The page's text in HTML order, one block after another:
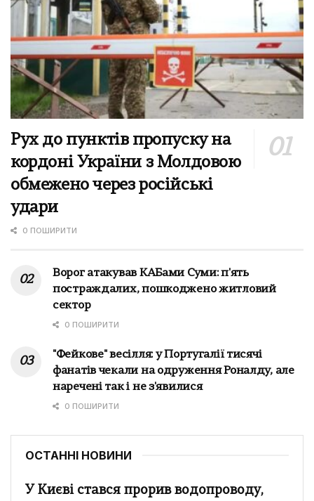
Рух до пунктів пропуску на
кордоні України з Молдовою
обмежено через російські
удари
0 ПОШИРИТИ
Ворог атакував КАБами Суми: п'ять
постраждалих, пошкоджено житловий
сектор
0 ПОШИРИТИ
"Фейкове" весілля: у Португалії тисячі
фанатів чекали на одруження Роналду, але
наречені так і не з'явилися
0 ПОШИРИТИ
ОСТАННІ НОВИНИ
У Києві стався прорив водопроводу,